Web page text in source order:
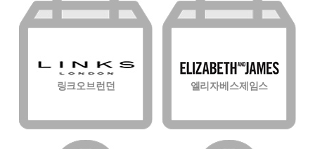
링크오브런던 엘리자베스제임스